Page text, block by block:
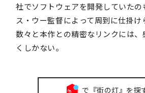
社でソフトウェアを開発していたの
ス・ウー監督によって周到に仕掛け
数々と本作との精密なリンクには、
くしかない。
で『街の灯』を探